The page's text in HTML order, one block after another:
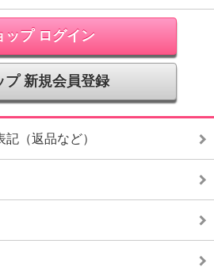
ップ ログイン
プ 新規会員登録
（返品など）